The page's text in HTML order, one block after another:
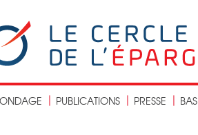
PUBLICATIONS PRESSE